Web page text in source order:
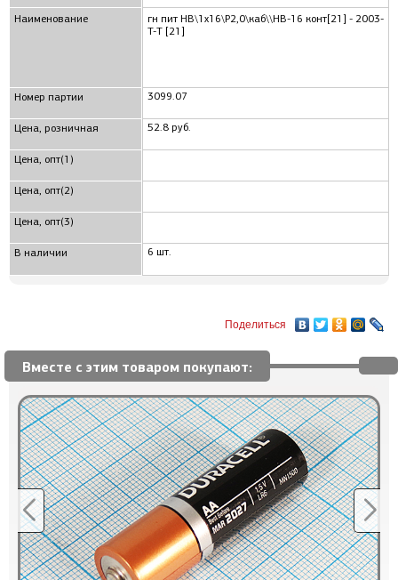
Наименование
Номер партии
Цена, розничная
Цена, опт(1)
Цена, опт(2)
Цена, опт(3)
В наличии
гн пит HB\1x16\P2,0\каб\\HB-16 конт[21] - 2003-
T-T [21]
3099.07
52.8 руб.
6 шт.
Поделиться
Вместе с этим товаром покупают: